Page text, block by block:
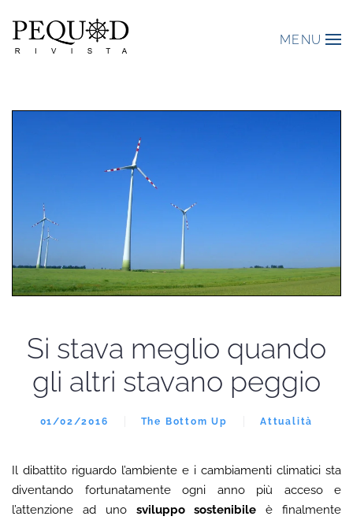
MENU
Si stava meglio quando
gli altri stavano peggio
01/02/2016 The Bottom Up Attualità
Il dibattito riguardo l’ambiente e i cambiamenti climatici sta
diventando fortunatamente ogni anno più acceso e
l’attenzione ad uno sviluppo sostenibile è finalmente